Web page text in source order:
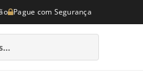
Pague com Segurança